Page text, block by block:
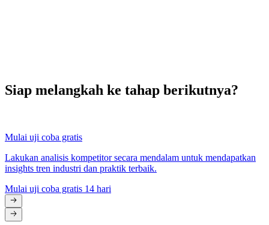
Siap melangkah ke tahap berikutnya?
Mulai uji coba gratis
Lakukan analisis kompetitor secara mendalam untuk mendapatkan
insights tren industri dan praktik terbaik.
Mulai uji coba gratis 14 hari